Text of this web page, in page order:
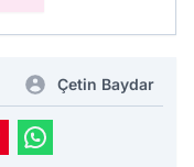
Çetin Baydar